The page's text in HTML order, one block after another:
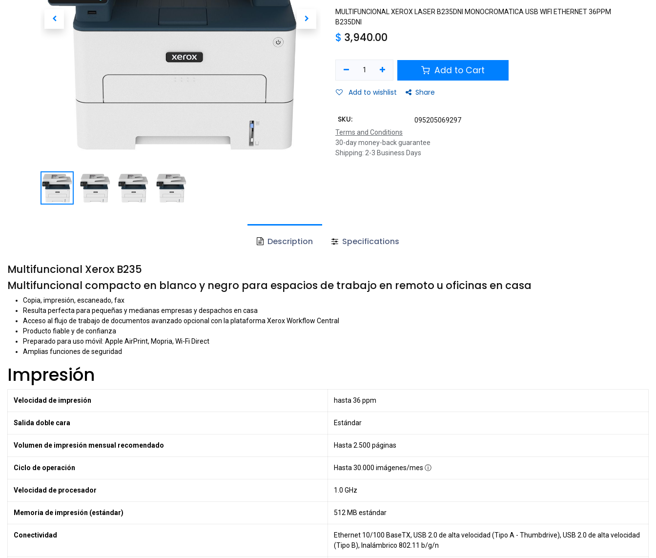
MULTIFUNCIONAL XEROX LASER B235DNI MONOCROMATICA USB WIFI ETHERNET 36PPM
B235DNI
$ 3,940.00
Add to Cart
Add to wishlist Share
SKU:
095205069297
Terms and Conditions
30-day money-back guarantee
Shipping: 2-3 Business Days
Description Specifications
Multifuncional Xerox B235
Multifuncional compacto en blanco y negro para espacios de trabajo en remoto u oficinas en casa
Copia, impresión, escaneado, fax
Resulta perfecta para pequeñas y medianas empresas y despachos en casa
Acceso al flujo de trabajo de documentos avanzado opcional con la plataforma Xerox Workflow Central
Producto fiable y de confianza
Preparado para uso móvil: Apple AirPrint, Mopria, Wi-Fi Direct
Amplias funciones de seguridad
Impresión
Velocidad de impresión hasta 36 ppm
Salida doble cara Estándar
Volumen de impresión mensual recomendado Hasta 2.500 páginas
Ciclo de operación Hasta 30.000 imágenes/mes ⓘ
Velocidad de procesador 1.0 GHz
Memoria de impresión (estándar) 512 MB estándar
Conectividad
Ethernet 10/100 BaseTX, USB 2.0 de alta velocidad (Tipo A - Thumbdrive), USB 2.0 de alta velocidad
(Tipo B), Inalámbrico 802.11 b/g/n